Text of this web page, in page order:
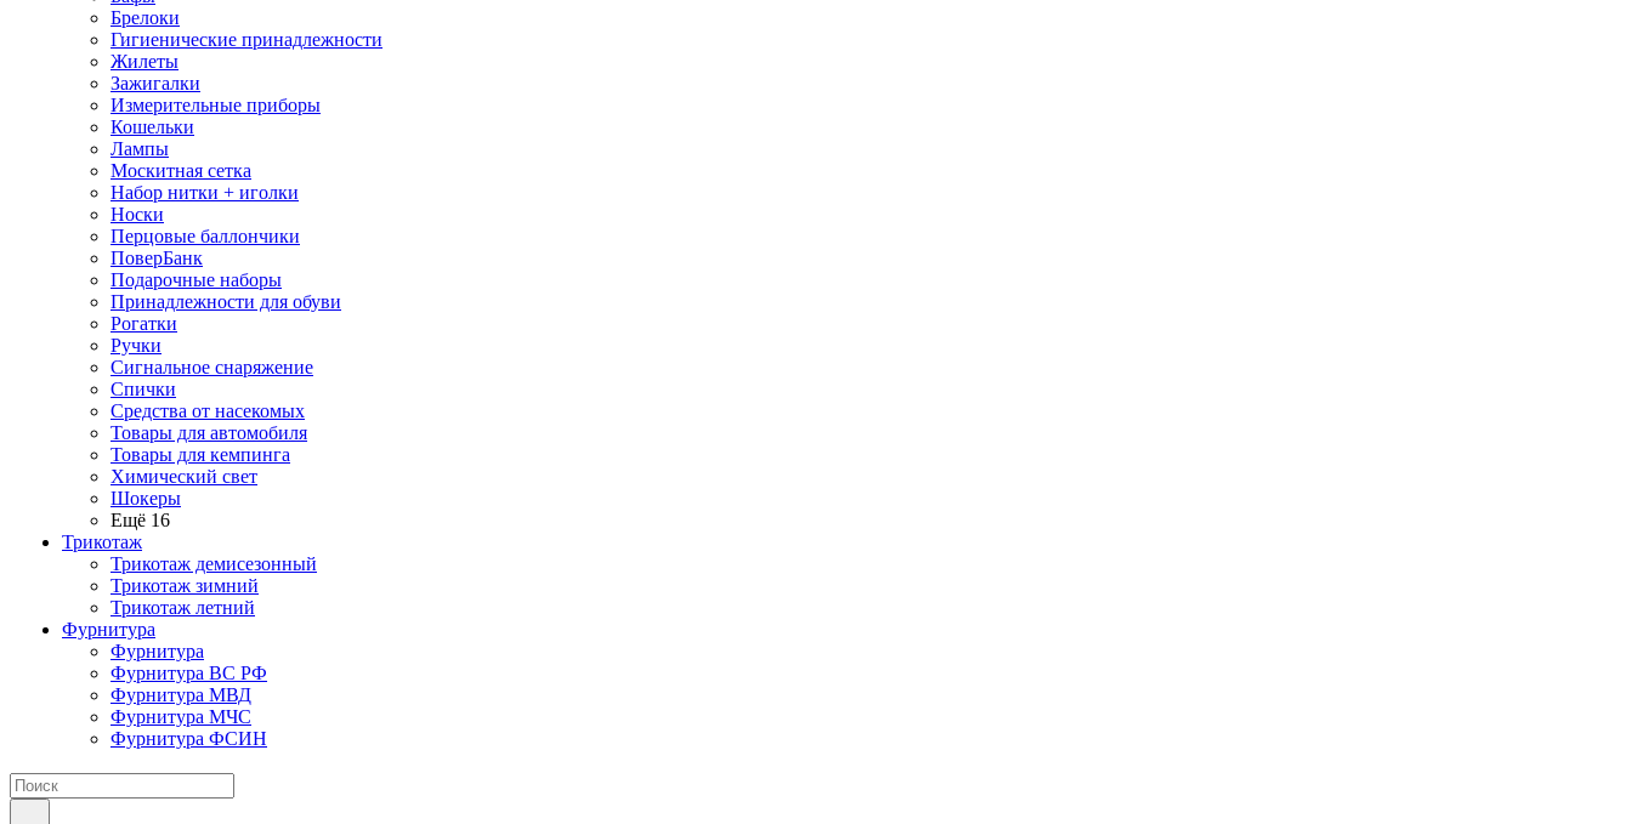
Брелоки
Гигиенические принадлежности
Жилеты
Зажигалки
Измерительные приборы
Кошельки
Лампы
Москитная сетка
Набор нитки + иголки
Носки
Перцовые баллончики
ПоверБанк
Подарочные наборы
Принадлежности для обуви
Рогатки
Ручки
Сигнальное снаряжение
Спички
Средства от насекомых
Товары для автомобиля
Товары для кемпинга
Химический свет
Шокеры
Ещё 16
Трикотаж
Трикотаж демисезонный
Трикотаж зимний
Трикотаж летний
Фурнитура
Фурнитура
Фурнитура ВС РФ
Фурнитура МВД
Фурнитура МЧС
Фурнитура ФСИН